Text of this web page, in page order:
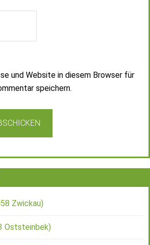
und Website in diesem Browser für
speichern.
Zwickau)
Oststeinbek)